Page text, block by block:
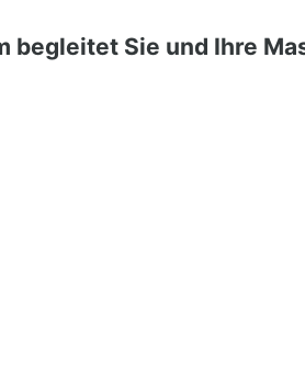
begleitet Sie und Ihre